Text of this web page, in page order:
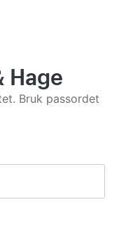
Hage
Bruk passordet